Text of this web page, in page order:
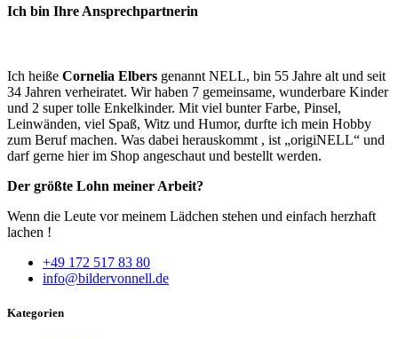
Ich bin Ihre Ansprechpartnerin
Ich heiße Cornelia Elbers genannt NELL, bin 55 Jahre alt und seit
34 Jahren verheiratet. Wir haben 7 gemeinsame, wunderbare Kinder
und 2 super tolle Enkelkinder. Mit viel bunter Farbe, Pinsel,
Leinwänden, viel Spaß, Witz und Humor, durfte ich mein Hobby
zum Beruf machen. Was dabei herauskommt , ist „origiNELL“ und
darf gerne hier im Shop angeschaut und bestellt werden.
Der größte Lohn meiner Arbeit?
Wenn die Leute vor meinem Lädchen stehen und einfach herzhaft
lachen !
+49 172 517 83 80
info@bildervonnell.de
Kategorien